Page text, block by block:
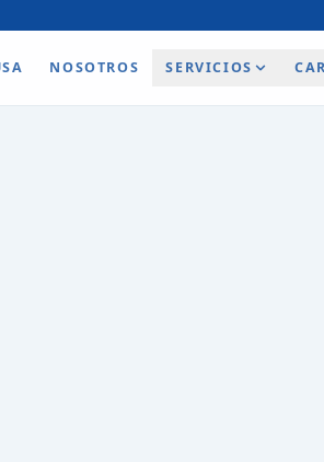
NOSOTROS SERVICIOS